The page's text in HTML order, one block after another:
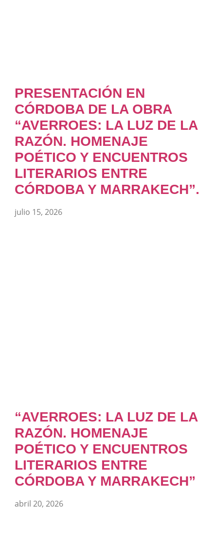
PRESENTACIÓN EN
CÓRDOBA DE LA OBRA
“AVERROES: LA LUZ DE LA
RAZÓN. HOMENAJE
POÉTICO Y ENCUENTROS
LITERARIOS ENTRE
CÓRDOBA Y MARRAKECH”.
julio 15, 2026
“AVERROES: LA LUZ DE LA
RAZÓN. HOMENAJE
POÉTICO Y ENCUENTROS
LITERARIOS ENTRE
CÓRDOBA Y MARRAKECH”
abril 20, 2026